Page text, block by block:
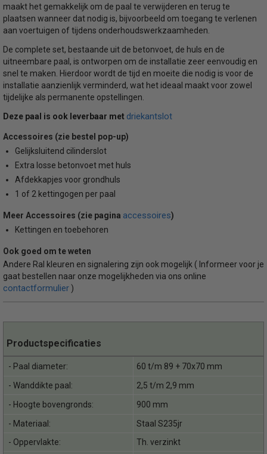
maakt het gemakkelijk om de paal te verwijderen en terug te
plaatsen wanneer dat nodig is, bijvoorbeeld om toegang te verlenen
aan voertuigen of tijdens onderhoudswerkzaamheden.
De complete set, bestaande uit de betonvoet, de huls en de
uitneembare paal, is ontworpen om de installatie zeer eenvoudig en
snel te maken. Hierdoor wordt de tijd en moeite die nodig is voor de
installatie aanzienlijk verminderd, wat het ideaal maakt voor zowel
tijdelijke als permanente opstellingen.
Deze paal is ook leverbaar met driekantslot
Accessoires (zie bestel pop-up)
Gelijksluitend cilinderslot
Extra losse betonvoet met huls
Afdekkapjes voor grondhuls
1 of 2 kettingogen per paal
Meer Accessoires (zie pagina accessoires)
Kettingen en toebehoren
Ook goed om te weten
Andere Ral kleuren en signalering zijn ook mogelijk ( Informeer voor je
gaat bestellen naar onze mogelijkheden via ons online
contactformulier )
Productspecificaties
- Paal diameter:
60 t/m 89 + 70x70 mm
- Wanddikte paal:
2,5 t/m 2,9 mm
- Hoogte bovengronds:
900 mm
- Materiaal:
Staal S235jr
- Oppervlakte:
Th. verzinkt